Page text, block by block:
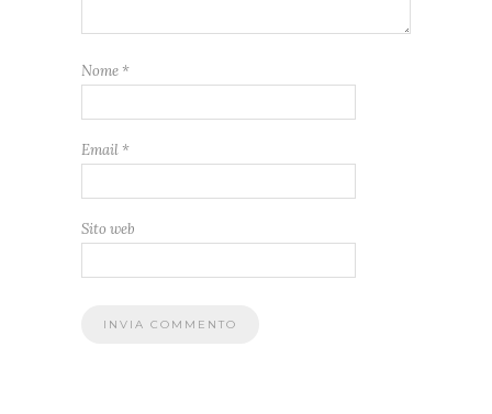
Nome *
Email *
Sito web